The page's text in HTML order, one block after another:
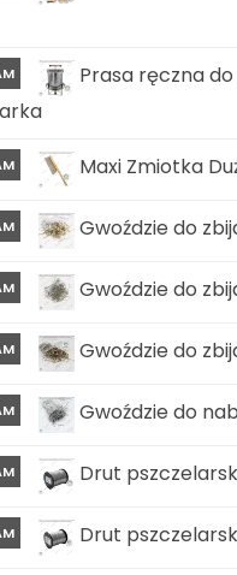
Prasa ręczna
Maxi Zmiotka
Gwoździe do
Gwoździe do
Gwoździe do
Gwoździe do
Drut
Drut